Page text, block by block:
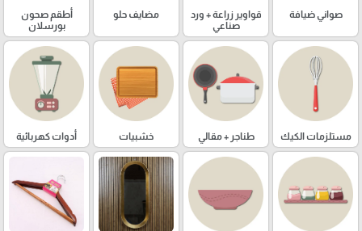
صواني ضيافة
قواوير زراعة + ورد
صناعي
مضايف حلو
أطقم صحون
بورسلان
مستلزمات الكيك طناجر + مقالي خشبيات أدوات كهربائية